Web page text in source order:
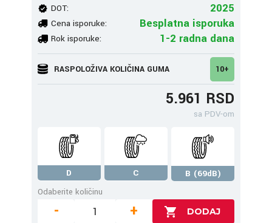
DOT: 2025
Cena isporuke: Besplatna isporuka
Rok isporuke: 1-2 radna dana
RASPOLOŽIVA KOLIČINA GUMA 10+
5.961 RSD
sa PDV-om
D C
B (69dB)
Odaberite količinu
- +